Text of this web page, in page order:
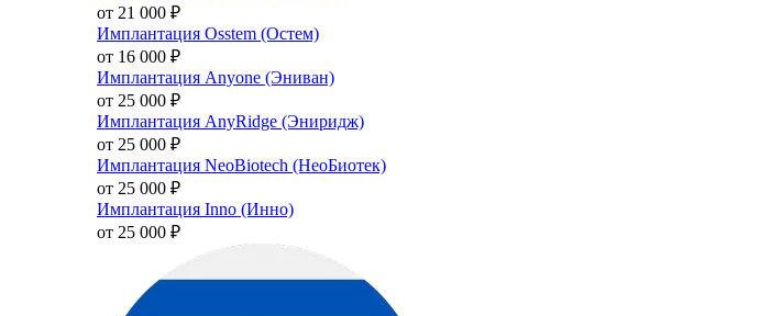
от 21 000 ₽
Имплантация Osstem (Остем)
от 16 000 ₽
Имплантация Anyone (Эниван)
от 25 000 ₽
Имплантация AnyRidge (Эниридж)
от 25 000 ₽
Имплантация NeoBiotech (НеоБиотек)
от 25 000 ₽
Имплантация Inno (Инно)
от 25 000 ₽